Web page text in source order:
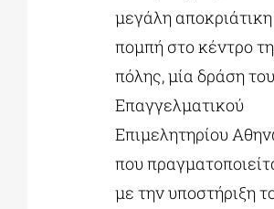
μεγάλη αποκριάτικη
πομπή στο κέντρο
πόλης, μία δράση του
Επαγγελματικού
Επιμελητηρίου
που
με την υποστήριξη